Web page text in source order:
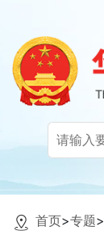
首页>专题>